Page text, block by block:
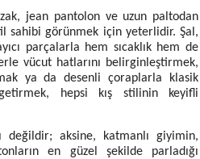
jean pantolon ve uzun paltodan
sahibi görünmek için yeterlidir. Şal,
parçalarla hem sıcaklık hem de
vücut hatlarını belirginleştirmek,
ya da desenli çoraplarla klasik
hepsi kış stilinin keyifli
değildir; aksine, katmanlı giyimin,
en güzel şekilde parladığı